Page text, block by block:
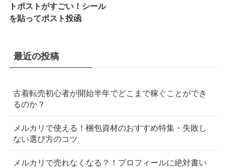
トポストがすごい！シール
を貼ってポスト投函
最近の投稿
古着転売初心者が開始半年でどこまで稼ぐことができ
るのか？
メルカリで使える！梱包資材のおすすめ特集・失敗し
ない選び方のコツ
メルカリで売れなくなる？！プロフィールに絶対書い